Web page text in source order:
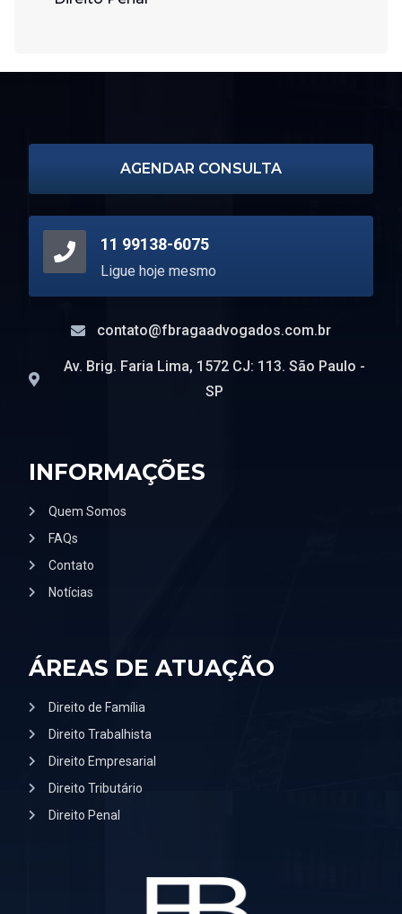
ÁREAS DE ATUAÇÃO
Direito de Família
Direito Trabalhista
Direito Empresarial
Direito Tributário
Direito Penal
INFORMAÇÕES
Quem Somos
FAQs
Contato
Notícias
AGENDAR CONSULTA
11 99138-6075
Ligue hoje mesmo
contato@fbragaadvogados.com.br
Av. Brig. Faria Lima, 1572 CJ: 113. São Paulo -
SP